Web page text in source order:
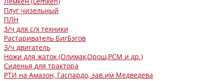
Плуг чизельный
ПЛН
З/ч для с/х техники
Растариватель БигБэгов
З/ч двигатель
Ножи для жаток (Олимак,Орош,РСМ и др.)
Сиденья для трактора
РТИ на Амазон, Гаспардо, зав.им Медведева